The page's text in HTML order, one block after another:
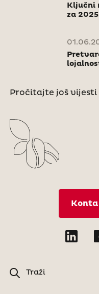
Ključni
za
Pročitajte još vijesti
Traži